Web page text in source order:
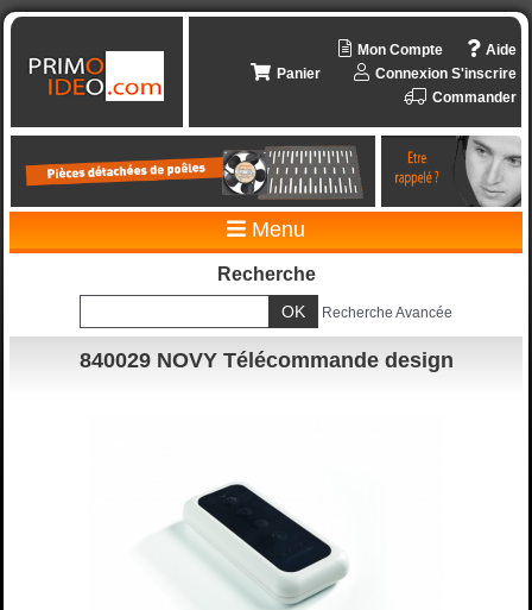
Aide
Mon Compte
Connexion S'inscrire
Panier
Commander
Menu
Recherche
Recherche Avancée
840029 NOVY Télécommande design